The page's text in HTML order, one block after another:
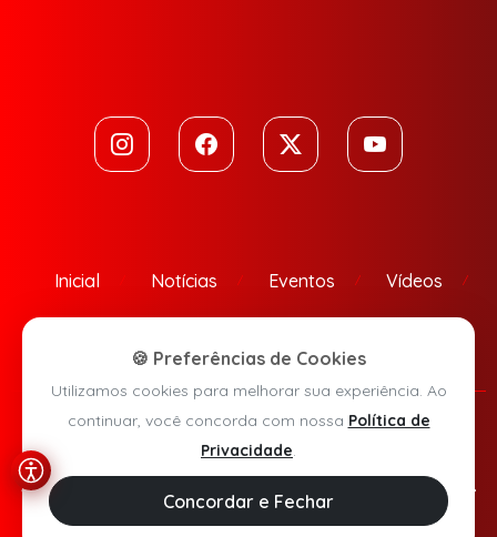
Inicial Notícias Eventos Vídeos
Política de Privacidade
Agora Sudoeste © 2026 - Todos os direitos reservados.
🍪 Preferências de Cookies
Utilizamos cookies para melhorar sua experiência. Ao
continuar, você concorda com nossa Política de
Privacidade.
Concordar e Fechar